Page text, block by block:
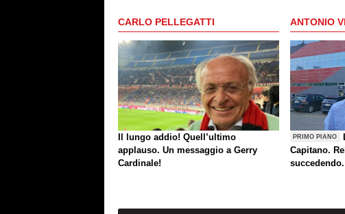
CARLO PELLEGATTI
Il lungo addio! Quell’ultimo
applauso. Un messaggio a Gerry
Cardinale!
ANTONIO
PRIMO PIANO
Capitano.